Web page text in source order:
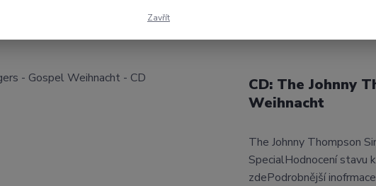
Weihnacht - CD
CD: The Johnny
Weihnacht
The Johnny Thompson
SpecialHodnocení stavu
zdePodrobnější
Zavřít